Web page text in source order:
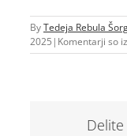
ByTedeja Rebula
2025 | Komentarji so